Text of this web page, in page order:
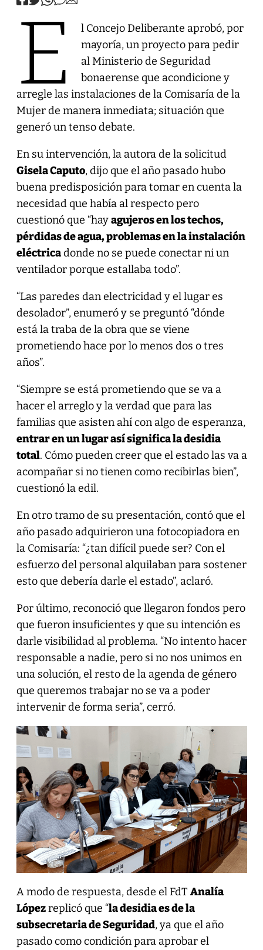
E
l Concejo Deliberante aprobó, por
mayoría, un proyecto para pedir
al Ministerio de Seguridad
bonaerense que acondicione y
arregle las instalaciones de la Comisaría de la
Mujer de manera inmediata; situación que
generó un tenso debate.
En su intervención, la autora de la solicitud
Gisela Caputo, dijo que el año pasado hubo
buena predisposición para tomar en cuenta la
necesidad que había al respecto pero
cuestionó que “hayagujeros en los techos,
pérdidas de agua, problemas en la instalación
eléctricadonde no se puede conectar ni un
ventilador porque estallaba todo”.
“Las paredes dan electricidad y el lugar es
desolador”, enumeró y se preguntó “dónde
está la traba de la obra que se viene
prometiendo hace por lo menos dos o tres
años”.
“Siempre se está prometiendo que se va a
hacer el arreglo y la verdad que para las
familias que asisten ahí con algo de esperanza,
entrar en un lugar así significa la desidia
total. Cómo pueden creer que el estado las va a
acompañar si no tienen como recibirlas bien”,
cuestionó la edil.
En otro tramo de su presentación, contó que el
año pasado adquirieron una fotocopiadora en
la Comisaría: “¿tan difícil puede ser? Con el
esfuerzo del personal alquilaban para sostener
esto que debería darle el estado”, aclaró.
Por último, reconoció que llegaron fondos pero
que fueron insuficientes y que su intención es
darle visibilidad al problema. “No intento hacer
responsable a nadie, pero si no nos unimos en
una solución, el resto de la agenda de género
que queremos trabajar no se va a poder
intervenir de forma seria”, cerró.
A modo de respuesta, desde el FdT Analía
Lópezreplicó que “la desidia es de la
subsecretaria de Seguridad, ya que el año
pasado como condición para aprobar el